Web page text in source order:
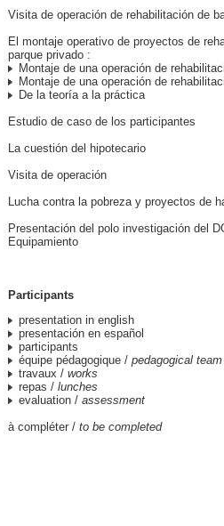
Visita de operación de rehabilitación de
El montaje operativo de proyectos de
parque privado :
Montaje de una operación de
Montaje de una operación de
De la teoría a la práctica
Estudio de caso de los participantes
La cuestión del hipotecario
Visita de operación
Lucha contra la pobreza y proyectos de
Presentación del polo investigación del
Equipamiento
Participants
presentation in english
presentación en español
participants
équipe pédagogique / pedagogical team
travaux / works
repas / lunches
evaluation / assessment
à compléter / to be completed